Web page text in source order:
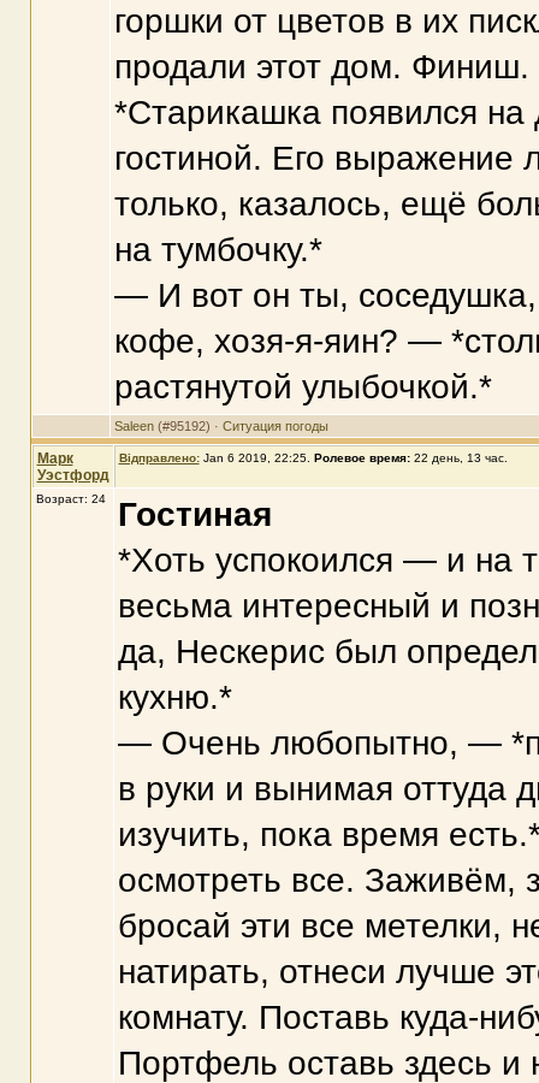
горшки от цветов в их
продали этот дом. Финиш.
*Старикашка появился
гостиной. Его выражение
только, казалось, ещё
на тумбочку.*
— И вот он ты,
кофе, хозя-я-яин? —
растянутой улыбочкой.*
Saleen(#95192) · Ситуация погоды
Марк
Уэстфорд
Відправлено: Jan 6 2019, 22:25. Ролевое время:22 день, 13 час.
Возраст: 24
Гостиная
*Хоть успокоился — и на
весьма интересный и
да, Нескерис был
кухню.*
— Очень любопытно, —
в руки и вынимая оттуда
изучить, пока время
осмотреть все. Заживём,
бросай эти все метелки,
натирать, отнеси лучше
комнату. Поставь куда-
Портфель оставь здесь и